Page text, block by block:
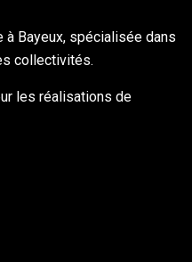
Bayeux, spécialisée dans
collectivités.
les réalisations de